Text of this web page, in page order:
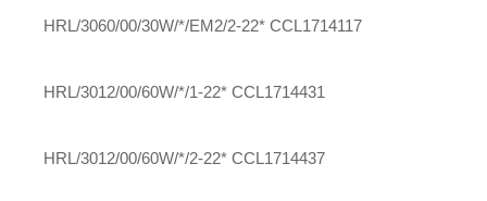
HRL/3060/00/30W/*/EM2/2-22* CCL1714117
HRL/3012/00/60W/*/1-22* CCL1714431
HRL/3012/00/60W/*/2-22* CCL1714437